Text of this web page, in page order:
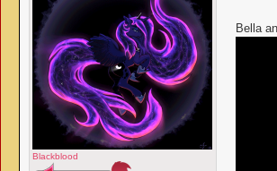
Bella
Blackblood